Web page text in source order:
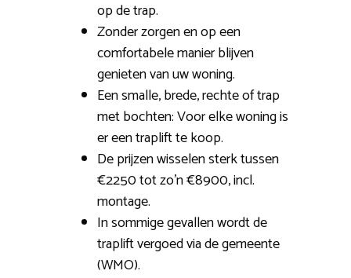
op de trap.
Zonder zorgen en op een
comfortabele manier blijven
genieten van uw woning.
Een smalle, brede, rechte of trap
met bochten: Voor elke woning is
er een traplift te koop.
De prijzen wisselen sterk tussen
€2250 tot zo’n €8900, incl.
montage.
In sommige gevallen wordt de
traplift vergoed via de gemeente
(WMO).